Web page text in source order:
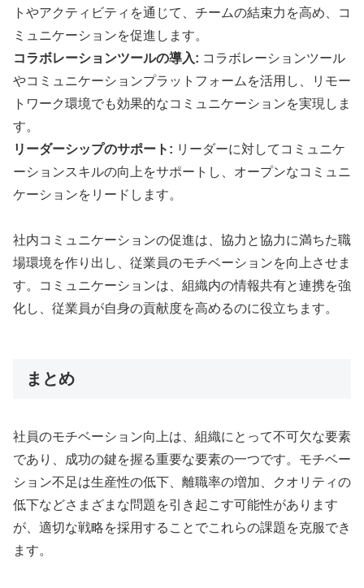
トやアクティビティを通じて、チームの結束力を高め、コ
ミュニケーションを促進します。
コラボレーションツールの導入: コラボレーションツール
やコミュニケーションプラットフォームを活用し、リモー
トワーク環境でも効果的なコミュニケーションを実現しま
す。
リーダーシップのサポート: リーダーに対してコミュニケ
ーションスキルの向上をサポートし、オープンなコミュニ
ケーションをリードします。
社内コミュニケーションの促進は、協力と協力に満ちた職
場環境を作り出し、従業員のモチベーションを向上させま
す。コミュニケーションは、組織内の情報共有と連携を強
化し、従業員が自身の貢献度を高めるのに役立ちます。
まとめ
社員のモチベーション向上は、組織にとって不可欠な要素
であり、成功の鍵を握る重要な要素の一つです。モチベー
ション不足は生産性の低下、離職率の増加、クオリティの
低下などさまざまな問題を引き起こす可能性があります
が、適切な戦略を採用することでこれらの課題を克服でき
ます。